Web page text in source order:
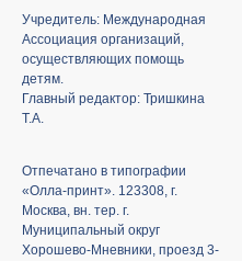
Учредитель: Международная
Ассоциация организаций,
осуществляющих помощь
детям.
Главный редактор: Тришкина
Т.А.
Отпечатано в типографии
«Олла-принт». 123308, г.
Москва, вн. тер. г.
Муниципальный округ
Хорошево-Мневники, проезд 3-